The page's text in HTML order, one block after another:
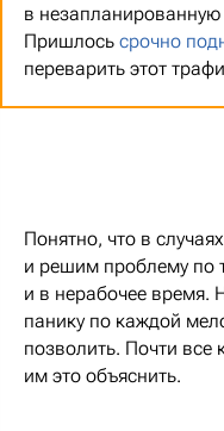
в
Пришлось срочно
переварить этот
Понятно, что в
и решим проблему по
и в нерабочее время.
панику по каждой
позволить. Почти все
им это объяснить.